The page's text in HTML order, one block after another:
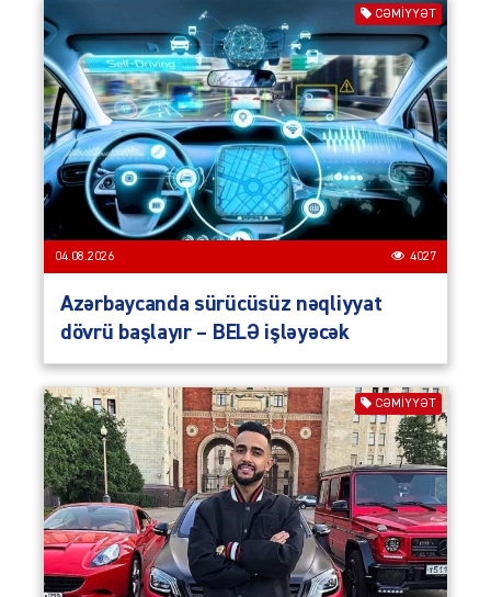
CƏMIYYƏT
04.08.2026 4027
Azərbaycanda sürücüsüz nəqliyyat
dövrü başlayır – BELƏ işləyəcək
CƏMIYYƏT